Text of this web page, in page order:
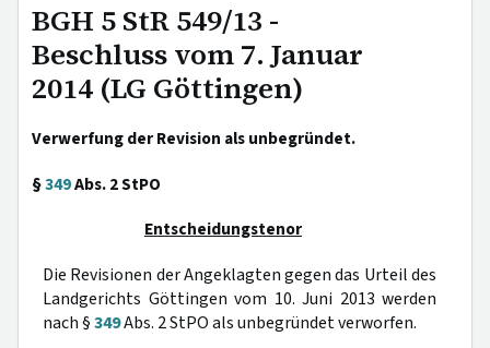
BGH 5 StR 549/13 -
Beschluss vom 7. Januar
2014 (LG Göttingen)
Verwerfung der Revision als unbegründet.
§349Abs. 2 StPO
Entscheidungstenor
Die Revisionen der Angeklagten gegen das Urteil des
Landgerichts Göttingen vom 10. Juni 2013 werden
nach §349Abs. 2 StPO als unbegründet verworfen.